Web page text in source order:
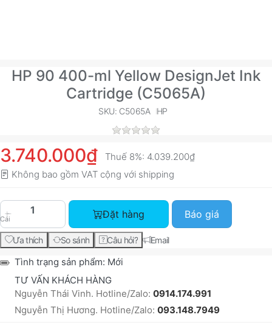
HP 90 400-ml Yellow DesignJet Ink
Cartridge (C5065A)
SKU: C5065A HP
3.740.000₫ Thuế 8%: 4.039.200₫
Không bao gồm VAT cộng với shipping
Cái
HP 90 400-ml Yellow DesignJet Ink Cartridge
Đặt hàng Báo giá
Ưa thích So sánh Câu hỏi? Email
Tình trạng sản phẩm: Mới
TƯ VẤN KHÁCH HÀNG
Nguyễn Thái Vinh. Hotline/Zalo: 0914.174.991
Nguyễn Thị Hương. Hotline/Zalo: 093.148.7949